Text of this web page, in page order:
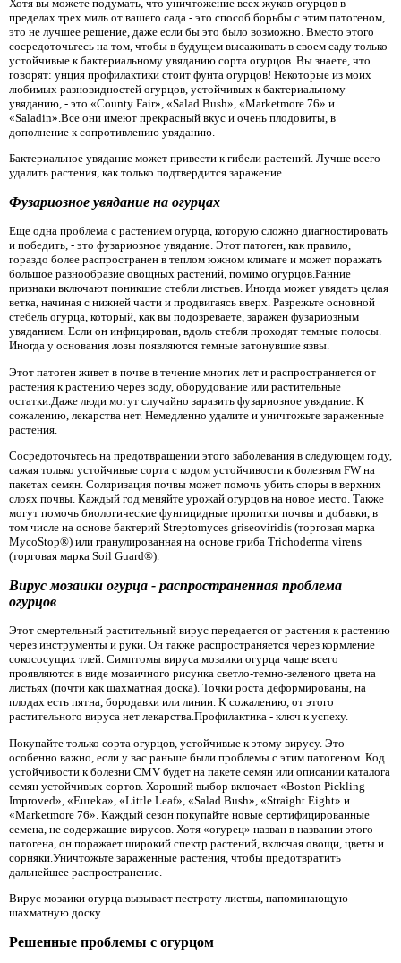
Хотя вы можете подумать, что уничтожение всех жуков-огурцов в
пределах трех миль от вашего сада - это способ борьбы с этим патогеном,
это не лучшее решение, даже если бы это было возможно. Вместо этого
сосредоточьтесь на том, чтобы в будущем высаживать в своем саду только
устойчивые к бактериальному увяданию сорта огурцов. Вы знаете, что
говорят: унция профилактики стоит фунта огурцов! Некоторые из моих
любимых разновидностей огурцов, устойчивых к бактериальному
увяданию, - это «County Fair», «Salad Bush», «Marketmore 76» и
«Saladin».Все они имеют прекрасный вкус и очень плодовиты, в
дополнение к сопротивлению увяданию.
Бактериальное увядание может привести к гибели растений. Лучше всего
удалить растения, как только подтвердится заражение.
Фузариозное увядание на огурцах
Еще одна проблема с растением огурца, которую сложно диагностировать
и победить, - это фузариозное увядание. Этот патоген, как правило,
гораздо более распространен в теплом южном климате и может поражать
большое разнообразие овощных растений, помимо огурцов.Ранние
признаки включают поникшие стебли листьев. Иногда может увядать целая
ветка, начиная с нижней части и продвигаясь вверх. Разрежьте основной
стебель огурца, который, как вы подозреваете, заражен фузариозным
увяданием. Если он инфицирован, вдоль стебля проходят темные полосы.
Иногда у основания лозы появляются темные затонувшие язвы.
Этот патоген живет в почве в течение многих лет и распространяется от
растения к растению через воду, оборудование или растительные
остатки.Даже люди могут случайно заразить фузариозное увядание. К
сожалению, лекарства нет. Немедленно удалите и уничтожьте зараженные
растения.
Сосредоточьтесь на предотвращении этого заболевания в следующем году,
сажая только устойчивые сорта с кодом устойчивости к болезням FW на
пакетах семян. Соляризация почвы может помочь убить споры в верхних
слоях почвы. Каждый год меняйте урожай огурцов на новое место. Также
могут помочь биологические фунгицидные пропитки почвы и добавки, в
том числе на основе бактерий Streptomyces griseoviridis (торговая марка
MycoStop®) или гранулированная на основе гриба Trichoderma virens
(торговая марка Soil Guard®).
Вирус мозаики огурца - распространенная проблема
огурцов
Этот смертельный растительный вирус передается от растения к растению
через инструменты и руки. Он также распространяется через кормление
сокососущих тлей. Симптомы вируса мозаики огурца чаще всего
проявляются в виде мозаичного рисунка светло-темно-зеленого цвета на
листьях (почти как шахматная доска). Точки роста деформированы, на
плодах есть пятна, бородавки или линии. К сожалению, от этого
растительного вируса нет лекарства.Профилактика - ключ к успеху.
Покупайте только сорта огурцов, устойчивые к этому вирусу. Это
особенно важно, если у вас раньше были проблемы с этим патогеном. Код
устойчивости к болезни CMV будет на пакете семян или описании каталога
семян устойчивых сортов. Хороший выбор включает «Boston Pickling
Improved», «Eureka», «Little Leaf», «Salad Bush», «Straight Eight» и
«Marketmore 76». Каждый сезон покупайте новые сертифицированные
семена, не содержащие вирусов. Хотя «огурец» назван в названии этого
патогена, он поражает широкий спектр растений, включая овощи, цветы и
сорняки.Уничтожьте зараженные растения, чтобы предотвратить
дальнейшее распространение.
Вирус мозаики огурца вызывает пестроту листвы, напоминающую
шахматную доску.
Решенные проблемы с огурцом